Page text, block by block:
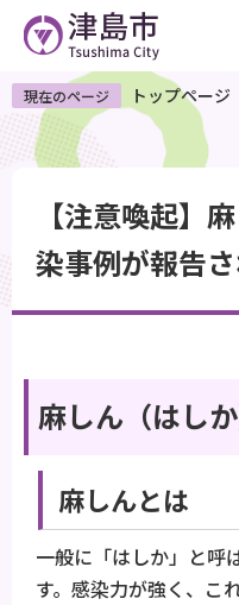
ペ
ー
ジ
で
す
現在のページ トップページ
か
【注意喚起】
染事例が報告
麻しん（はし
麻しんとは
一般に「はしか」と呼
す。感染力が強く、こ